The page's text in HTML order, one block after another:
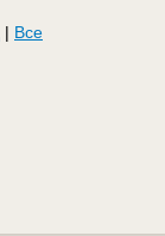
| Все